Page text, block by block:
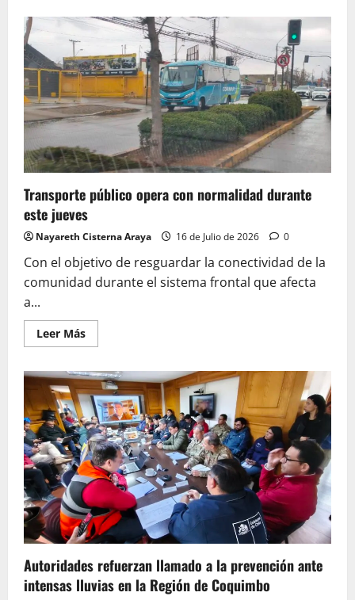
Senador
Gahona
llama
a
la
unidad
y
valora
el
despliegue
del
Estado
frente
la
emergencia
en
la
Región
de
Coquimbo
Transporte público opera con normalidad durante
este jueves
Nayareth Cisterna Araya 16 de Julio de 2026 0
Con el objetivo de resguardar la conectividad de la
comunidad durante el sistema frontal que afecta
a...
Leer MásLeer
más
Transporte
público
opera
con
normalidad
durante
este
jueves
Autoridades refuerzan llamado a la prevención ante
intensas lluvias en la Región de Coquimbo